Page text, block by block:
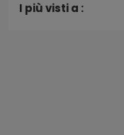
I più visti a :